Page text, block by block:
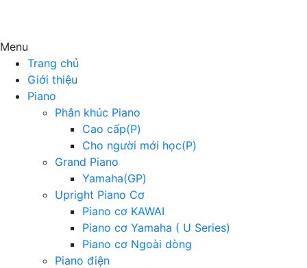
Menu
Trang chủ
Giới thiệu
Piano
Phân khúc Piano
Cao cấp(P)
Cho người mới học(P)
Grand Piano
Yamaha(GP)
Upright Piano Cơ
Piano cơ KAWAI
Piano cơ Yamaha ( U Series)
Piano cơ Ngoài dòng
Piano điện